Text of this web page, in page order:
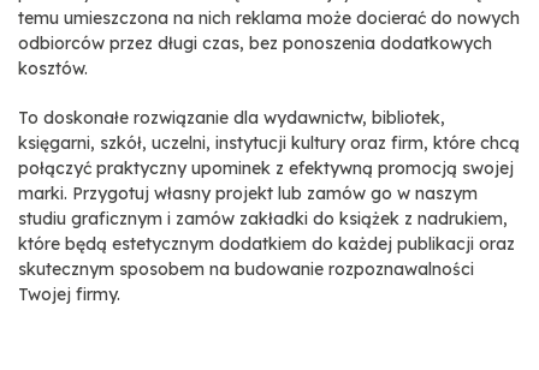
temu umieszczona na nich reklama może docierać do nowych
odbiorców przez długi czas, bez ponoszenia dodatkowych
kosztów.
To doskonałe rozwiązanie dla wydawnictw, bibliotek,
księgarni, szkół, uczelni, instytucji kultury oraz firm, które chcą
połączyć praktyczny upominek z efektywną promocją swojej
marki. Przygotuj własny projekt lub zamów go w naszym
studiu graficznym i zamów zakładki do książek z nadrukiem,
które będą estetycznym dodatkiem do każdej publikacji oraz
skutecznym sposobem na budowanie rozpoznawalności
Twojej firmy.